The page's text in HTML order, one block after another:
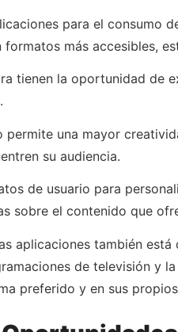
para el consumo
más accesibles,
tienen la oportunidad de
permite una mayor
su audiencia.
de usuario para
sobre el contenido que
aplicaciones también
de televisión y
preferido y en sus